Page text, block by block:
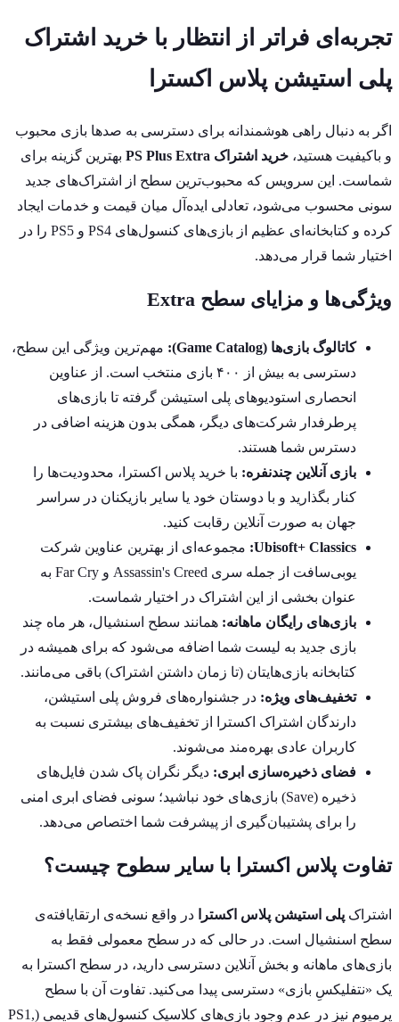
تجربه‌ای فراتر از انتظار با خرید اشتراک
پلی استیشن پلاس اکسترا
اگر به دنبال راهی هوشمندانه برای دسترسی به صدها بازی محبوب
و باکیفیت هستید، خرید اشتراک PS Plus Extra
بهترین گزینه برای
شماست. این سرویس که محبوب‌ترین سطح از اشتراک‌های جدید
سونی محسوب می‌شود، تعادلی ایده‌آل میان قیمت و خدمات ایجاد
کرده و کتابخانه‌ای عظیم از بازی‌های کنسول‌های PS4 و PS5 را در
اختیار شما قرار می‌دهد.
ویژگی‌ها و مزایای سطح Extra
کاتالوگ بازی‌ها (Game Catalog):
مهم‌ترین ویژگی این سطح،
دسترسی به بیش از ۴۰۰ بازی منتخب است. از عناوین
انحصاری استودیوهای پلی استیشن گرفته تا بازی‌های
پرطرفدار شرکت‌های دیگر، همگی بدون هزینه اضافی در
دسترس شما هستند.
بازی آنلاین چندنفره: با خرید پلاس اکسترا، محدودیت‌ها را
کنار بگذارید و با دوستان خود یا سایر بازیکنان در سراسر
جهان به صورت آنلاین رقابت کنید.
Ubisoft+ Classics: مجموعه‌ای از بهترین عناوین شرکت
یوبی‌سافت از جمله سری Assassin's Creed و Far Cry به
عنوان بخشی از این اشتراک در اختیار شماست.
بازی‌های رایگان ماهانه: همانند سطح اسنشیال، هر ماه چند
بازی جدید به لیست شما اضافه می‌شود که برای همیشه در
کتابخانه بازی‌هایتان (تا زمان داشتن اشتراک) باقی می‌مانند.
تخفیف‌های ویژه: در جشنواره‌های فروش پلی استیشن،
دارندگان اشتراک اکسترا از تخفیف‌های بیشتری نسبت به
کاربران عادی بهره‌مند می‌شوند.
فضای ذخیره‌سازی ابری: دیگر نگران پاک شدن فایل‌های
ذخیره (Save) بازی‌های خود نباشید؛ سونی فضای ابری امنی
را برای پشتیبان‌گیری از پیشرفت شما اختصاص می‌دهد.
تفاوت پلاس اکسترا با سایر سطوح چیست؟
اشتراک پلی استیشن پلاس اکسترا
در واقع نسخه‌ی ارتقایافته‌ی
سطح اسنشیال است. در حالی که در سطح معمولی فقط به
بازی‌های ماهانه و بخش آنلاین دسترسی دارید، در سطح اکسترا به
یک «نتفلیکسِ بازی» دسترسی پیدا می‌کنید. تفاوت آن با سطح
پرمیوم نیز در عدم وجود بازی‌های کلاسیک کنسول‌های قدیمی (PS1,